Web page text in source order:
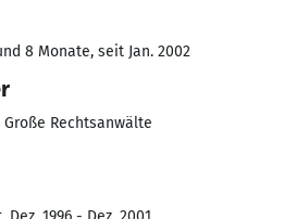
8 Monate, seit Jan. 2002
Rechtsanwälte